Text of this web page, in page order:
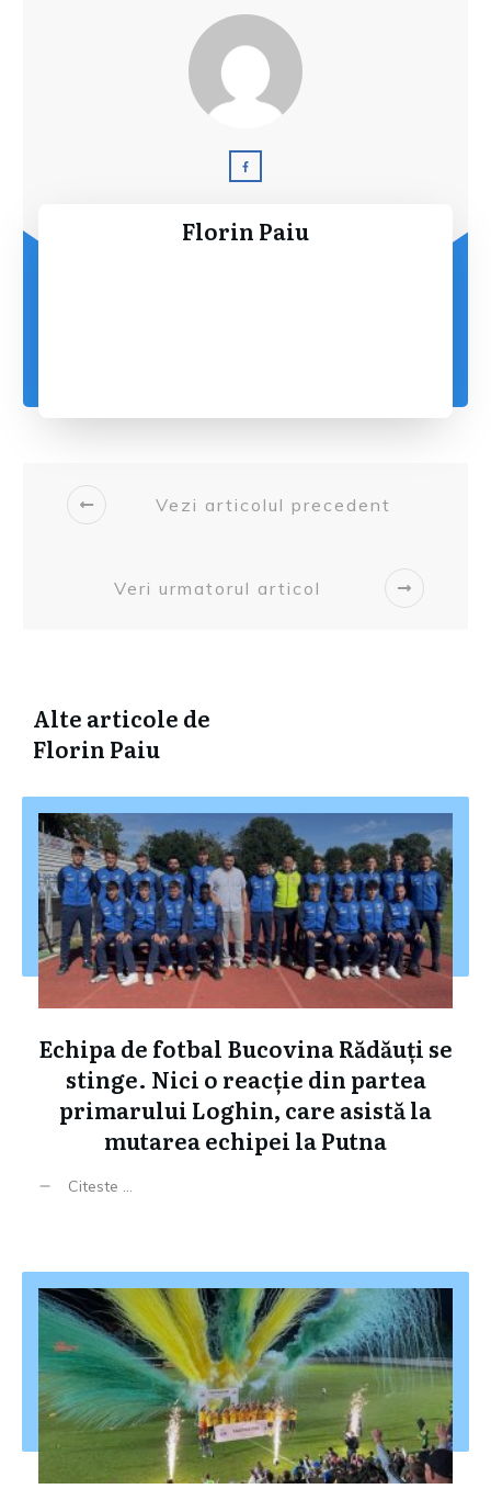
Florin Paiu
Vezi articolul precedent
Veri urmatorul articol
Alte articole de
Florin Paiu
Echipa de fotbal Bucovina Rădăuți se
stinge. Nici o reacție din partea
primarului Loghin, care asistă la
mutarea echipei la Putna
Citeste ...